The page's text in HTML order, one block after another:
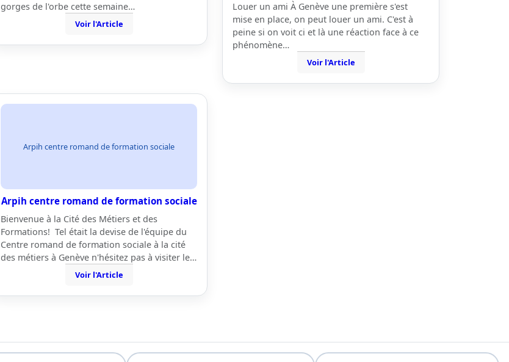
gorges de l'orbe cette semaine…
Voir l'Article
Louer un ami À Genève une première s'est
mise en place, on peut louer un ami. C'est à
peine si on voit ci et là une réaction face à ce
phénomène…
Voir l'Article
Arpih centre romand de formation sociale
Arpih centre romand de formation sociale
Bienvenue à la Cité des Métiers et des
Formations! Tel était la devise de l'équipe du
Centre romand de formation sociale à la cité
des métiers à Genève n'hésitez pas à visiter le…
Voir l'Article